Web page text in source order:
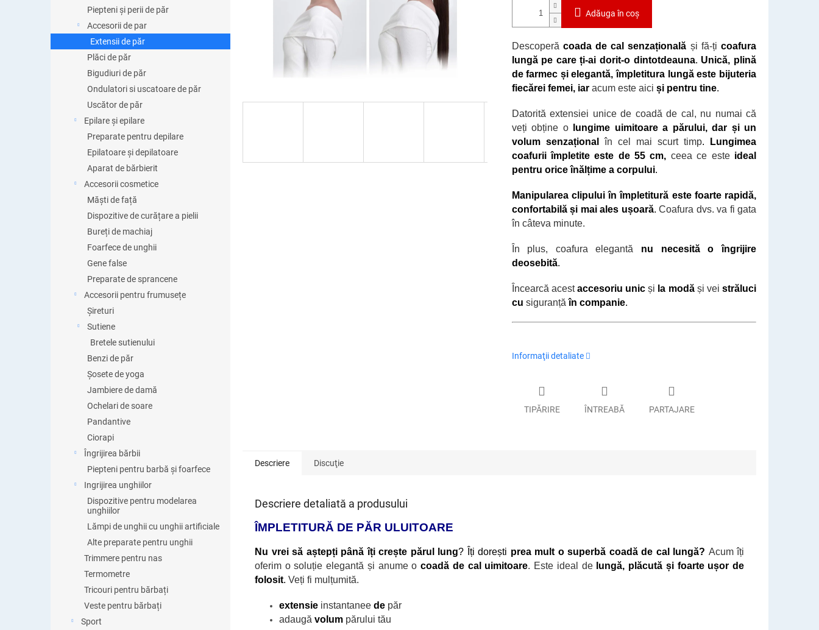
Piepteni și perii de păr
Accesorii de par
Extensii de păr
Plăci de păr
Bigudiuri de păr
Ondulatori si uscatoare de păr
Uscător de păr
Epilare și epilare
Preparate pentru depilare
Epilatoare și depilatoare
Aparat de bărbierit
Accesorii cosmetice
Măști de față
Dispozitive de curățare a pielii
Bureți de machiaj
Foarfece de unghii
Gene false
Preparate de sprancene
Accesorii pentru frumusețe
Șireturi
Sutiene
Bretele sutienului
Benzi de păr
Șosete de yoga
Jambiere de damă
Ochelari de soare
Pandantive
Ciorapi
Îngrijirea bărbii
Piepteni pentru barbă și foarfece
Ingrijirea unghiilor
Dispozitive pentru modelarea
unghiilor
Lămpi de unghii cu unghii artificiale
Alte preparate pentru unghii
Trimmere pentru nas
Termometre
Tricouri pentru bărbați
Veste pentru bărbați
Sport
Adăuga în coş
Descoperă coada de cal senzațională și fă-țicoafura
lungă pe care ți-ai dorit-o dintotdeauna. Unică, plină
de farmec și elegantă,împletitura lungă este bijuteria
fiecărei femei, iar acum este aici și pentru tine.
Datorită extensiei unice de coadă de cal, nu numai că
veți obține o
lungime uimitoare a părului, dar și un
volum senzaționalîn cel mai scurt timp.
Lungimea
coafurii împletite este de 55 cm, ceea ce este ideal
pentru orice înălțime a corpului.
Manipularea clipului în împletitură este foarte rapidă,
confortabilă și mai ales ușoară. Coafura dvs. va fi gata
în câteva minute.
În plus, coafura elegantă nu necesită oîngrijire
deosebită.
Încearcă acestaccesoriu unicși la modă și veistrăluci
cu siguranțăîn companie.
Informaţii detaliate
TIPĂRIRE ÎNTREABĂ PARTAJARE
Descriere Discuţie
Descriere detaliată a produsului
ÎMPLETITURĂ DE PĂR ULUITOARE
Nu vrei să aștepți până îți crește părul lung? Îți dorești prea mult o superbă coadă de cal lungă? Acum îți
oferim o soluție elegantă și anume ocoadă de cal uimitoare. Este ideal de lungă, plăcută și foarte ușor de
folosit. Veți fi mulțumită.
extensie instantanee de păr
adaugă volum părului tău